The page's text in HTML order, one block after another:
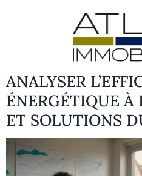
ANALYSER
ÉNERGÉTIQUE À
ET SOLUTIONS